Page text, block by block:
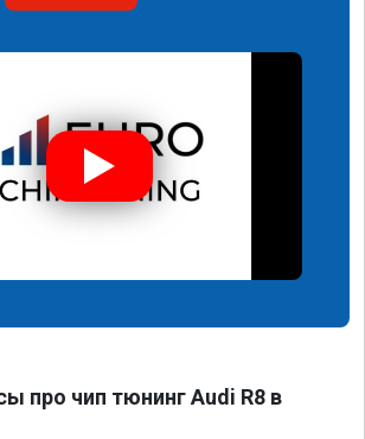
про чип тюнинг Audi R8 в